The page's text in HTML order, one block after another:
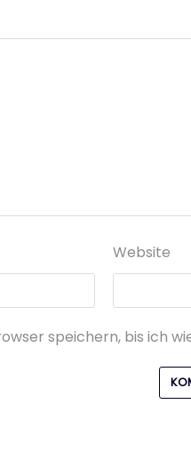
Website
speichern, bis ich